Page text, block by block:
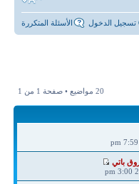
الأسئلة المتكررة تسجيل الدخول
20 مواضيع • صفحة 1 من 1
باتي